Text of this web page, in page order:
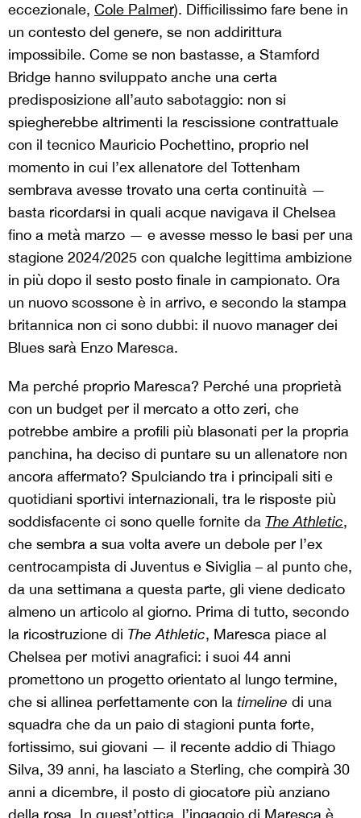
eccezionale, Cole Palmer). Difficilissimo fare bene in
un contesto del genere, se non addirittura
impossibile. Come se non bastasse, a Stamford
Bridge hanno sviluppato anche una certa
predisposizione all’auto sabotaggio: non si
spiegherebbe altrimenti la rescissione contrattuale
con il tecnico Mauricio Pochettino, proprio nel
momento in cui l’ex allenatore del Tottenham
sembrava avesse trovato una certa continuità —
basta ricordarsi in quali acque navigava il Chelsea
fino a metà marzo — e avesse messo le basi per una
stagione 2024/2025 con qualche legittima ambizione
in più dopo il sesto posto finale in campionato. Ora
un nuovo scossone è in arrivo, e secondo la stampa
britannica non ci sono dubbi: il nuovo manager dei
Blues sarà Enzo Maresca.
Ma perché proprio Maresca? Perché una proprietà
con un budget per il mercato a otto zeri, che
potrebbe ambire a profili più blasonati per la propria
panchina, ha deciso di puntare su un allenatore non
ancora affermato? Spulciando tra i principali siti e
quotidiani sportivi internazionali, tra le risposte più
soddisfacente ci sono quelle fornite da The Athletic,
che sembra a sua volta avere un debole per l’ex
centrocampista di Juventus e Siviglia – al punto che,
da una settimana a questa parte, gli viene dedicato
almeno un articolo al giorno. Prima di tutto, secondo
la ricostruzione di The Athletic, Maresca piace al
Chelsea per motivi anagrafici: i suoi 44 anni
promettono un progetto orientato al lungo termine,
che si allinea perfettamente con la timeline di una
squadra che da un paio di stagioni punta forte,
fortissimo, sui giovani — il recente addio di Thiago
Silva, 39 anni, ha lasciato a Sterling, che compirà 30
anni a dicembre, il posto di giocatore più anziano